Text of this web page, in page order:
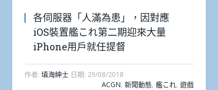
各伺服器「人滿為患」，因對應
iOS裝置艦これ第二期迎來大量
iPhone用戶就任提督
作者: 填海紳士 日期: 29/08/2018
ACGN, 新聞動態, 艦これ, 遊戲